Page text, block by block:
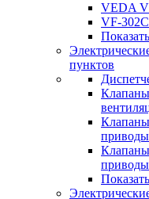
VEDA
VF-
пунктов